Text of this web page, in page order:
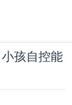
孩自控能